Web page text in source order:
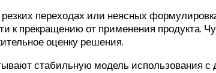
переходах или неясных
к прекращению от применения продукта.
оценку решения.
стабильную модель использования с